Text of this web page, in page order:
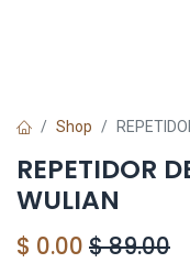
Shop
REPETIDOR
WULIAN
$ 0.00 $89.00